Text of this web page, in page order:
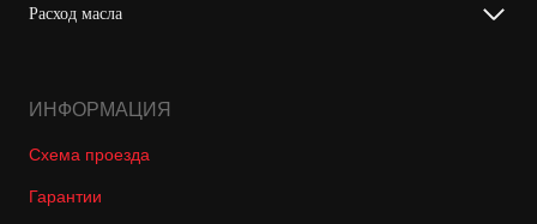
Расход масла
ИНФОРМАЦИЯ
Схема проезда
Гарантии